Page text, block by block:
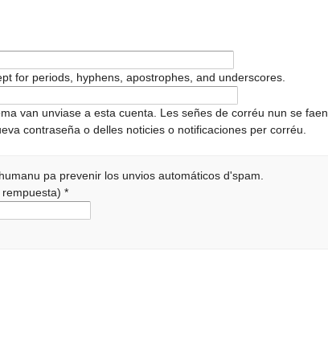
for periods, hyphens, apostrophes, and underscores.
van unviase a esta cuenta. Les señes de corréu nun se faen
contraseña o delles noticies o notificaciones per corréu.
pa prevenir los unvios automáticos d'spam.
rempuesta)*